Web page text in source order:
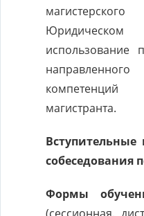
Юридическом
использование
магистранта.
собеседования
Формы